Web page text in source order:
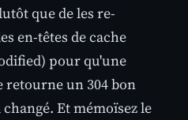
que de les re-
en-têtes de cache
pour qu'une
un 304 bon
Et mémoïsez le